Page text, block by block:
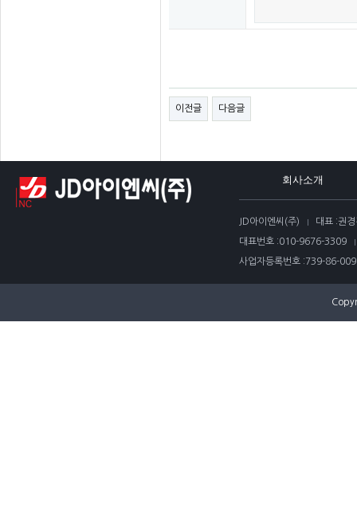
이전글 다음글
회사소개
JD아이엔씨(주) 대표 :권경
대표번호 :010-9676-3309
사업자등록번호 :739-86-